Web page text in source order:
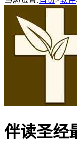
伴读圣经